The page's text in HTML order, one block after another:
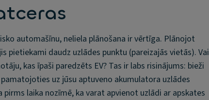
automašīnu, neliela plānošana ir vērtīga. Plānojot
pietiekami daudz uzlādes punktu (pareizajās vietās). Vai
kas īpaši paredzēts EV? Tas ir labs risinājums: bieži
uz jūsu aptuveno akumulatora uzlādes
laika nozīmē, ka varat apvienot uzlādi ar apskates